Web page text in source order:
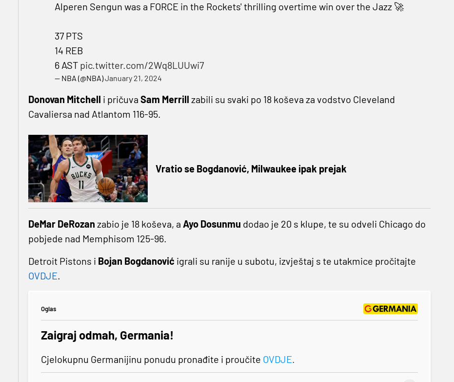
Alperen Sengun was a FORCE in the Rockets' thrilling overtime win over the Jazz 🚀
37 PTS
14 REB
6 AST pic.twitter.com/2Wq8LUUwi7
— NBA (@NBA)January 21, 2024
Donovan Mitchell i pričuva Sam Merrill zabili su svaki po 18 koševa za vodstvo Cleveland
Cavaliersa nad Atlantom 116-95.
Vratio se Bogdanović, Milwaukee ipak prejak
DeMar DeRozan zabio je 18 koševa, a Ayo Dosunmu dodao je 20 s klupe, te su odveli Chicago do
pobjede nad Memphisom 125-96.
Detroit Pistons i Bojan Bogdanović igrali su ranije u subotu, izvještaj s te utakmice pročitajte
OVDJE.
Oglas
Zaigraj odmah, Germania!
Cjelokupnu Germanijinu ponudu pronađite i proučite OVDJE.